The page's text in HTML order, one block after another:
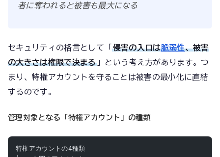
者に奪われると被害も最大になる
セキュリティの格言として「侵害の入口は脆弱性、被害
の大きさは権限で決まる 」という考え方があります。つ
まり、特権アカウントを守ることは被害の最小化に直結
するのです。
管理対象となる「特権アカウント」の種類
特権アカウントの4種類